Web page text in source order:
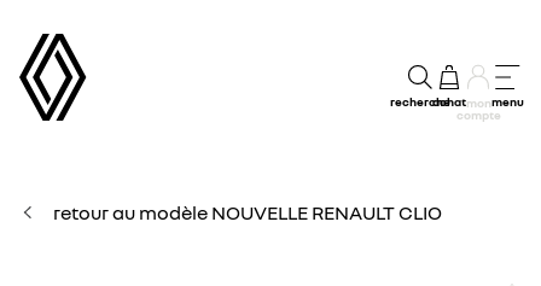
rechercheachatmon
compte
menu
retour au modèle NOUVELLE RENAULT CLIO